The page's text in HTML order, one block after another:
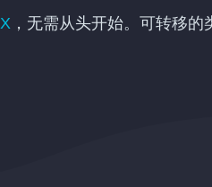
，无需从头开始。可转移的